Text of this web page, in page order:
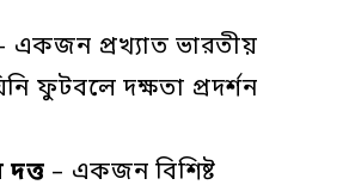
একজন প্রখ্যাত ভারতীয়
ফুটবলে দক্ষতা প্রদর্শন
দত্ত – একজন বিশিষ্ট